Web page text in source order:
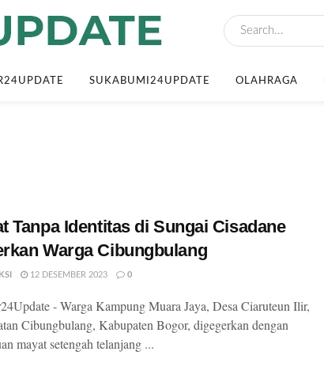
SUKABUMI24UPDATE OLAHRAGA
Tanpa Identitas di Sungai Cisadane
Warga Cibungbulang
12 DESEMBER 2023 0
- Warga Kampung Muara Jaya, Desa Ciaruteun Ilir,
Cibungbulang, Kabupaten Bogor, digegerkan dengan
mayat setengah telanjang ...